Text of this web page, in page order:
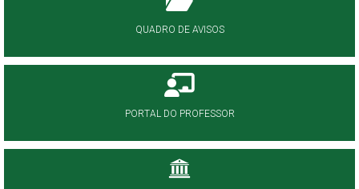
QUADRO DE AVISOS
PORTAL DO PROFESSOR